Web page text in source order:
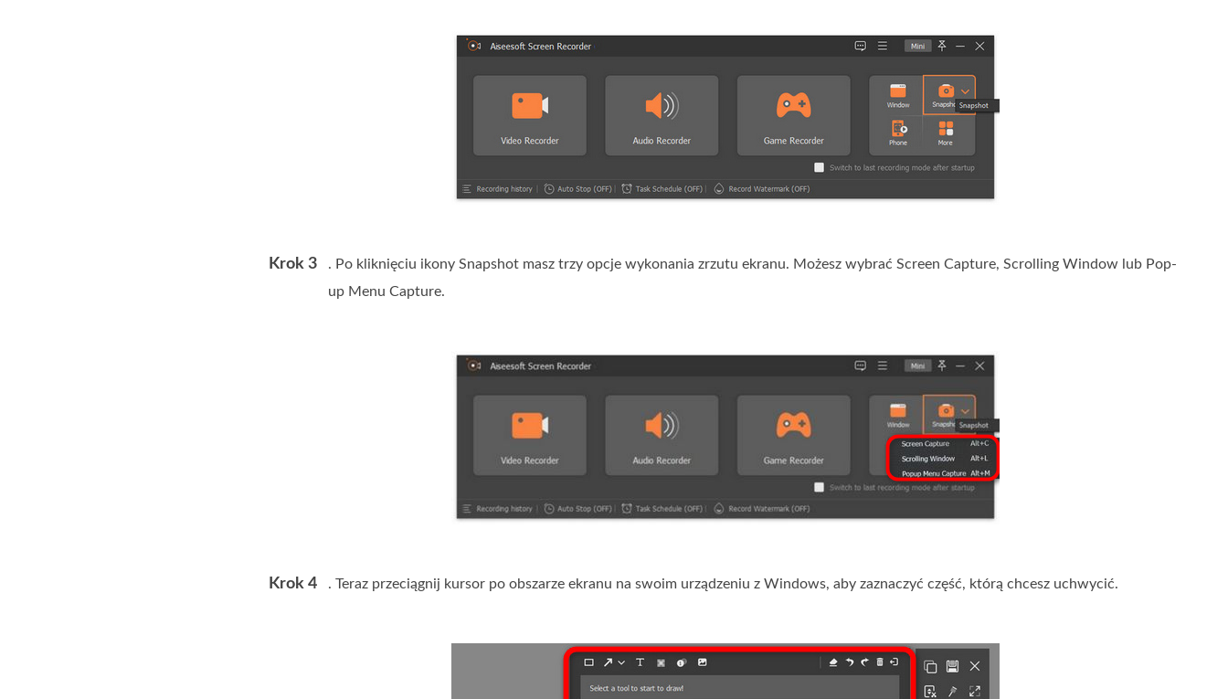
Krok 3
. Po kliknięciu ikony Snapshot masz trzy opcje wykonania zrzutu ekranu. Możesz wybrać Screen Capture, Scrolling Window lub Pop-
up Menu Capture.
Krok 4 . Teraz przeciągnij kursor po obszarze ekranu na swoim urządzeniu z Windows, aby zaznaczyć część, którą chcesz uchwycić.